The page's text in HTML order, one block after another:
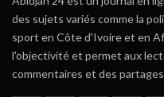
des sujets variés comme la
sport en Côte d'Ivoire et en
l'objectivité et permet aux
commentaires et des